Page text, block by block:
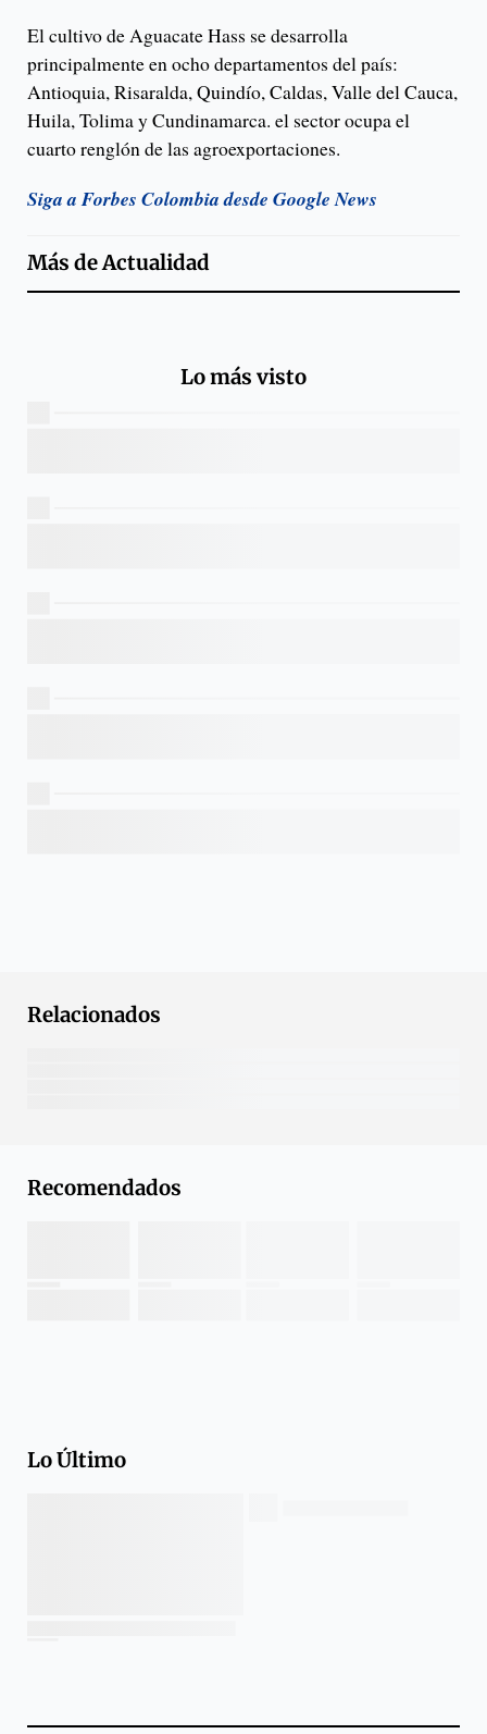
El cultivo de Aguacate Hass se desarrolla
principalmente en ocho departamentos del país:
Antioquia, Risaralda, Quindío, Caldas, Valle del Cauca,
Huila, Tolima y Cundinamarca. el sector ocupa el
cuarto renglón de las agroexportaciones.
Siga a Forbes Colombia desde Google News
Más deActualidad
Lo más visto
Relacionados
Recomendados
Lo Último